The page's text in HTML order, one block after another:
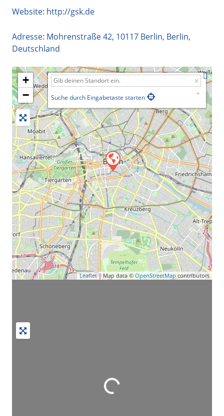
Website: http://gsk.de
Adresse: Mohrenstraße 42, 10117 Berlin, Berlin,
Deutschland
+
−
Suche durch Eingabetaste starten
Leaflet| Map data © OpenStreetMap contributors